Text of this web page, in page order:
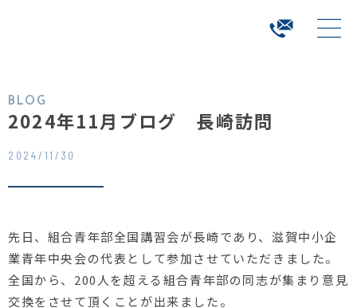
BLOG
2024年11月ブログ 長崎訪問
2024/11/30
先日、組合青年部全国講習会が長崎であり、滋賀中小企
業青年中央会の代表として参加させていただきました。
全国から、200人を超える組合青年部の同志が集まり意見
交換をさせて頂くことが出来ました。